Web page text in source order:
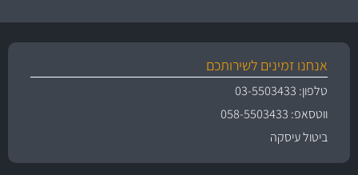
אנחנו זמינים לשירותכם
טלפון: 03-5503433
ווטסאפ: 058-5503433
ביטול עיסקה